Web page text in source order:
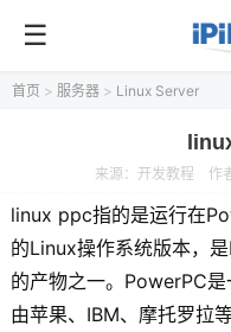
首页 > 服务器 > Linux Server
来源： 开发教程 作
linux ppc指的是运行在
的Linux操作系统版本，
的产物之一。PowerPC
由苹果、IBM、摩托罗拉